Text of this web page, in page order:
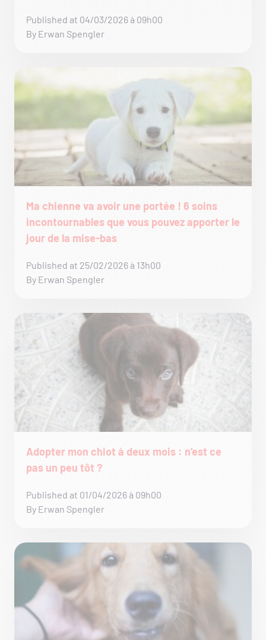
Published at 04/03/2026 à 09h00
By Erwan Spengler
Ma chienne va avoir une portée ! 6 soins
incontournables que vous pouvez apporter le
jour de la mise-bas
Published at 25/02/2026 à 13h00
By Erwan Spengler
Adopter mon chiot à deux mois : n’est ce
pas un peu tôt ?
Published at 01/04/2026 à 09h00
By Erwan Spengler